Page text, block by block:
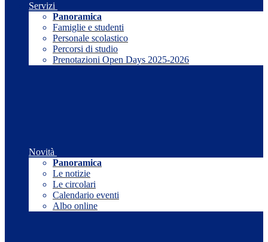
Servizi
Panoramica
Famiglie e studenti
Personale scolastico
Percorsi di studio
Prenotazioni Open Days 2025-2026
Novità
Panoramica
Le notizie
Le circolari
Calendario eventi
Albo online